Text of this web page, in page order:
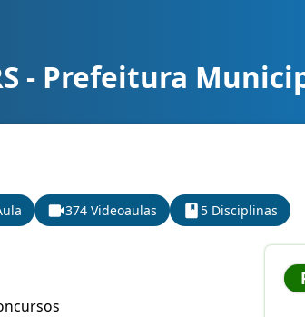
- Prefeitura
374 Videoaulas 5 Disciplinas